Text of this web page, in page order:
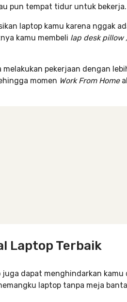
pun tempat tidur untuk bekerja.
laptop kamu karena nggak
kamu membeli lap desk pillow ,
melakukan pekerjaan dengan
momen Work From Home
Laptop Terbaik
dapat menghindarkan kamu
laptop tanpa meja